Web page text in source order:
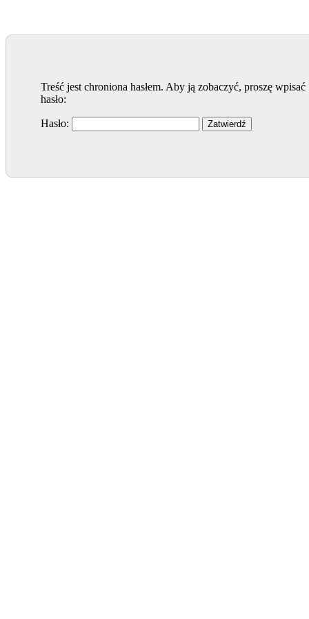
Treść jest chroniona hasłem. Aby ją zobaczyć, proszę wpisać
hasło:
Hasło: